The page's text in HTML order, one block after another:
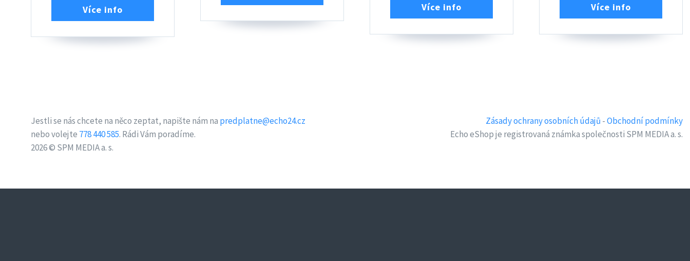
Více info Více info Více info
Zásady ochrany osobních údajů -Obchodní podmínky
Echo eShop je registrovaná známka společnosti SPM MEDIA a. s.
Jestli se nás chcete na něco zeptat, napište nám na predplatne@echo24.cz
nebo volejte 778 440 585. Rádi Vám poradíme.
2026 © SPM MEDIA a. s.